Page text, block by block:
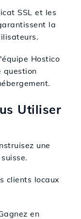
SSL et les
la
Hostico
question
Utiliser
une
clients locaux
en